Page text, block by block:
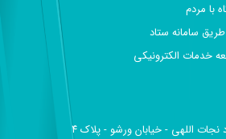
با مردم
سامانه ستاد
خدمات الکترونیکی
اللهی - خیابان ورشو - پلاک ۴